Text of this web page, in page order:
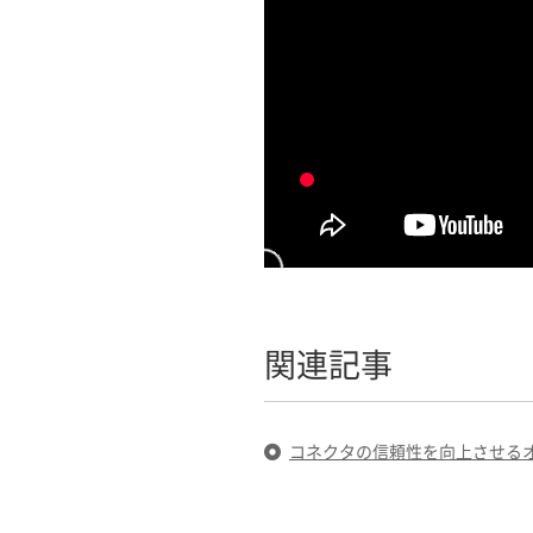
関連記事
コネクタの信頼性を向上させる